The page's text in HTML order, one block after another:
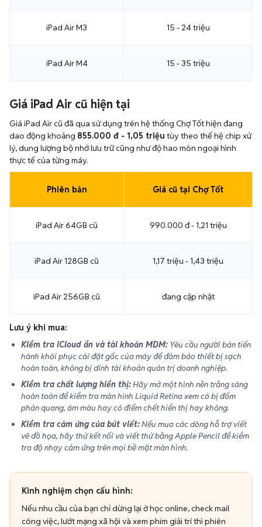
iPad Air M3 15 - 24 triệu
iPad Air M4 15 - 35 triệu
Giá iPad Air cũ hiện tại
Giá iPad Air cũ đã qua sử dụng trên hệ thống Chợ Tốt hiện đang
dao động khoảng 855.000 đ - 1,05 triệutùy theo thế hệ chip xử
lý, dung lượng bộ nhớ lưu trữ cũng như độ hao mòn ngoại hình
thực tế của từng máy.
Phiên bản Giá cũ tại Chợ Tốt
iPad Air 64GB cũ 990.000 đ - 1,21 triệu
iPad Air 128GB cũ 1,17 triệu - 1,43 triệu
iPad Air 256GB cũ đang cập nhật
Lưu ý khi mua:
Kiểm tra iCloud ẩn và tài khoản MDM: Yêu cầu người bán tiến
hành khôi phục cài đặt gốc của máy để đảm bảo thiết bị sạch
hoàn toàn, không bị dính tài khoản quản trị doanh nghiệp.
Kiểm tra chất lượng hiển thị:Hãy mở một hình nền trắng sáng
hoàn toàn để kiểm tra màn hình Liquid Retina xem có bị đốm
phản quang, ám màu hay có điểm chết hiển thị hay không.
Kiểm tra cảm ứng của bút viết:Nếu mua các dòng hỗ trợ viết
vẽ đồ họa, hãy thử kết nối và viết thử bằng Apple Pencil để kiểm
tra độ nhạy cảm ứng trên mọi bề mặt màn hình.
Kinh nghiệm chọn cấu hình:
Nếu nhu cầu của bạn chỉ dừng lại ở học online, check mail
công việc, lướt mạng xã hội và xem phim giải trí thì phiên